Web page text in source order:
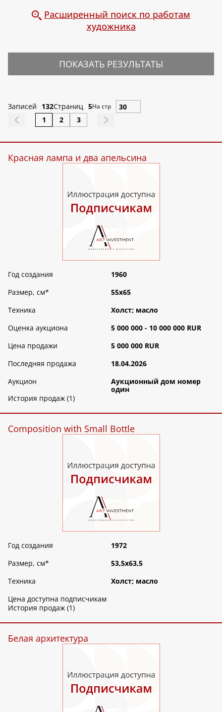
Расширенный поиск по работам
художника
ПОКАЗАТЬ РЕЗУЛЬТАТЫ
Записей 132Страниц 5На стр
1 2 3
Красная лампа и два апельсина
Год создания
1960
Размер, см*
55х65
Техника
Холст; масло
Оценка аукциона
5 000 000 - 10 000 000 RUR
Цена продажи
5 000 000 RUR
Последняя продажа
18.04.2026
Аукцион
Аукционный дом номер
один
История продаж (1)
Composition with Small Bottle
Год создания
1972
Размер, см*
53,5х63,5
Техника
Холст; масло
Цена доступна подписчикам
История продаж (1)
Белая архитектура